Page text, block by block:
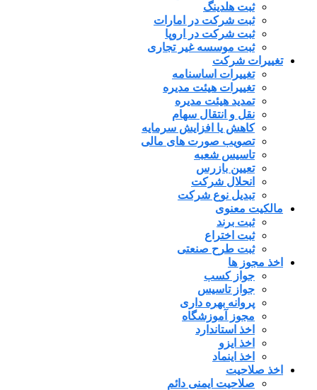
ثبت هلدینگ
ثبت شرکت در امارات
ثبت شرکت در اروپا
ثبت موسسه غیر تجاری
تغییرات شرکت
تغییرات اساسنامه
تغییرات هیئت مدیره
تمدید هیئت مدیره
نقل و انتقال سهام
کاهش یا افزایش سرمایه
تصویب صورت های مالی
تاسیس شعبه
تعیین بازرس
انحلال شرکت
تبدیل نوع شرکت
مالکیت معنوی
ثبت برند
ثبت اختراع
ثبت طرح صنعتی
اخذ مجوز ها
جواز کسب
جواز تاسیس
پروانه بهره داری
مجوز آموزشگاه
اخذ استاندارد
اخذ ایزو
اخذ اینماد
اخذ صلاحیت
صلاحیت ایمنی دائم